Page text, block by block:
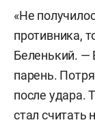
«Не
противника,
Беленький. —
парень.
после удара.
стал считать